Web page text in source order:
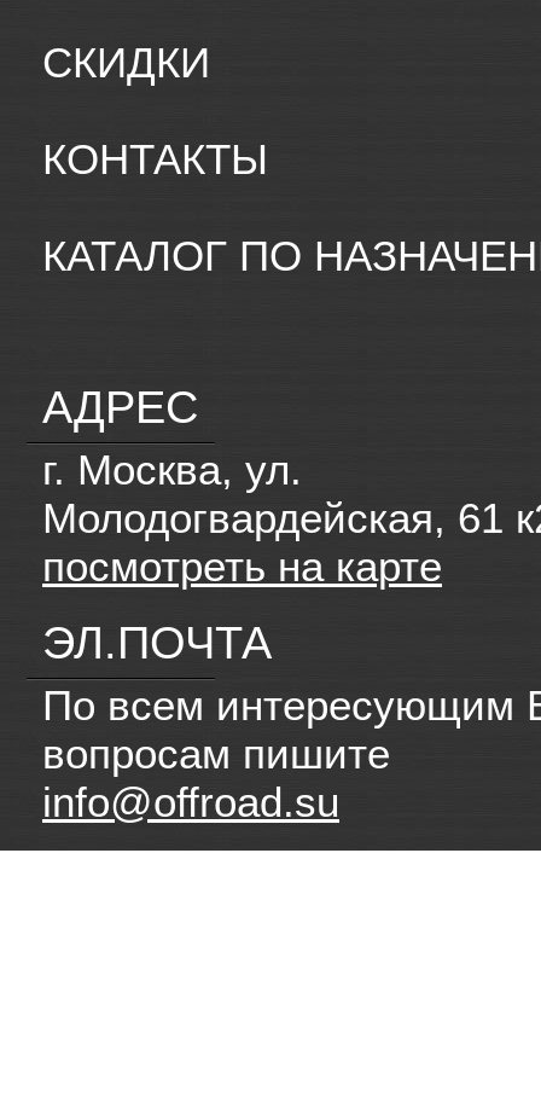
СКИДКИ
КОНТАКТЫ
КАТАЛОГ ПО
АДРЕС
г. Москва, ул.
Молодогвардейская, 61
посмотреть на карте
ЭЛ.ПОЧТА
По всем интересующим
вопросам пишите
info@offroad.su